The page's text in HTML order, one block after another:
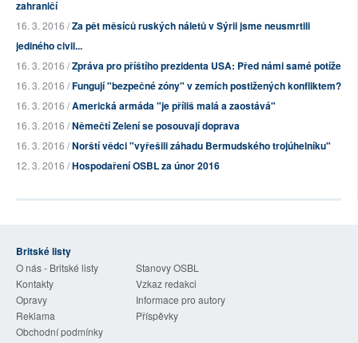
zahraničí
16. 3. 2016 /Za pět měsíců ruských náletů v Sýrii jsme neusmrtili
jediného civil...
16. 3. 2016 /Zpráva pro příštího prezidenta USA: Před námi samé potíže
16. 3. 2016 /Fungují "bezpečné zóny" v zemích postižených konfliktem?
16. 3. 2016 /Americká armáda "je příliš malá a zaostává"
16. 3. 2016 /Němečtí Zelení se posouvají doprava
16. 3. 2016 /Norští vědci "vyřešili záhadu Bermudského trojúhelníku"
12. 3. 2016 /Hospodaření OSBL za únor 2016
Britské listy
O nás - Britské listy
Stanovy OSBL
Kontakty
Vzkaz redakci
Opravy
Informace pro autory
Reklama
Příspěvky
Obchodní podmínky